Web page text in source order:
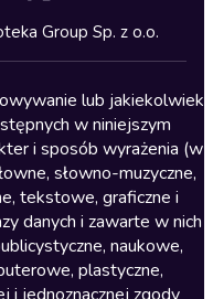
Group Sp. z o.o.
lub jakiekolwiek
w niniejszym
i sposób wyrażenia (w
słowno-muzyczne,
tekstowe, graficzne i
danych i zawarte w nich
naukowe,
plastyczne,